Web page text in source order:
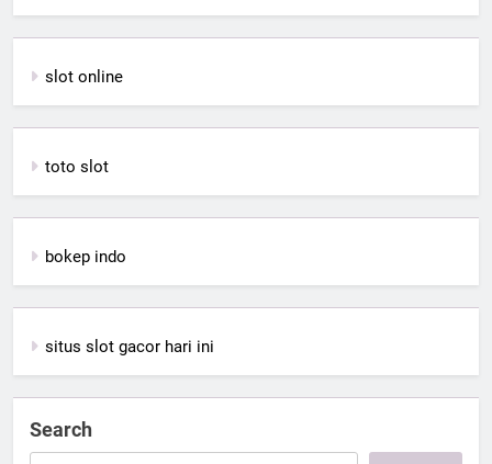
slot online
toto slot
bokep indo
situs slot gacor hari ini
Search